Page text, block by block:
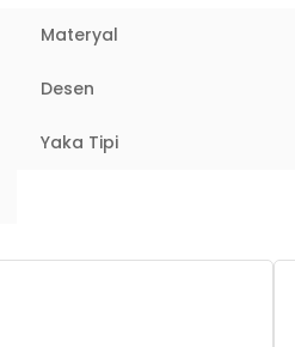
Materyal
Desen
Yaka Tipi